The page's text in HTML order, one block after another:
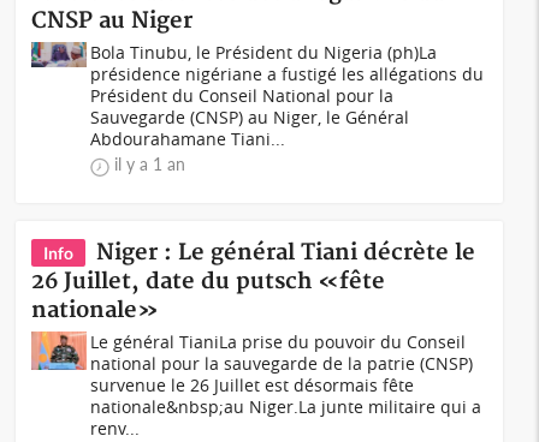
CNSP au Niger
Bola Tinubu, le Président du Nigeria (ph)La
présidence nigériane a fustigé les allégations du
Président du Conseil National pour la
Sauvegarde (CNSP) au Niger, le Général
Abdourahamane Tiani...
il y a 1 an
Info
Niger : Le général Tiani décrète le
26 Juillet, date du putsch «fête
nationale»
Le général TianiLa prise du pouvoir du Conseil
national pour la sauvegarde de la patrie (CNSP)
survenue le 26 Juillet est désormais fête
nationale&nbsp;au Niger.La junte militaire qui a
renv...